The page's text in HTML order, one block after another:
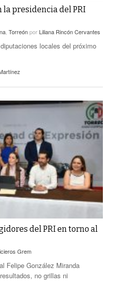
presidencia del PRI
Torreónpor Liliana Rincón Cervantes
locales del próximo
del PRI en torno al
Grem
Felipe González Miranda
no grillas ni